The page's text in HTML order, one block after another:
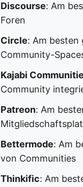
Discourse: Am
Foren
Circle: Am
Community-
Kajabi
Community
Patreon: Am
Bettermode: Am
von Communities
Thinkific: Am